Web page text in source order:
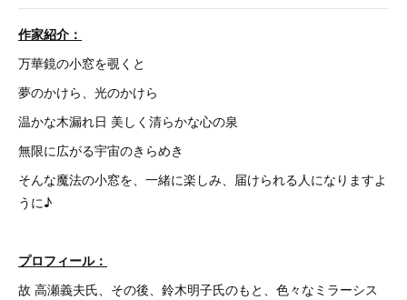
作家紹介：
万華鏡の小窓を覗くと
夢のかけら、光のかけら
温かな木漏れ日 美しく清らかな心の泉
無限に広がる宇宙のきらめき
そんな魔法の小窓を、一緒に楽しみ、届けられる人になりますよ
うに♪
プロフィール：
故 高瀬義夫氏、その後、鈴木明子氏のもと、色々なミラーシス